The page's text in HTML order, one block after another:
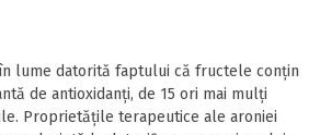
lume datorită faptului că fructele conțin
de antioxidanți, de 15 ori mai mulți
Proprietățile terapeutice ale aroniei